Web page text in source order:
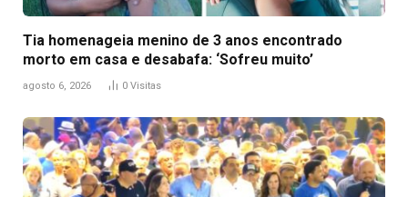
Tia homenageia menino de 3 anos encontrado
morto em casa e desabafa: ‘Sofreu muito’
agosto 6, 2026 0 Visitas